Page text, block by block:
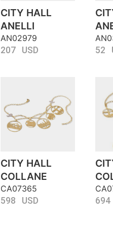
CITY HALL
ANELLI
AN02979
207 USD
52
CITY HALL
COLLANE
CA07365
598 USD
694